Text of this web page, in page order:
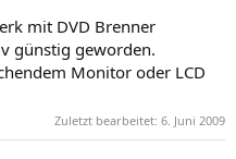
mit DVD Brenner
günstig geworden.
Monitor oder LCD
Zuletzt bearbeitet: 6. Juni 2009